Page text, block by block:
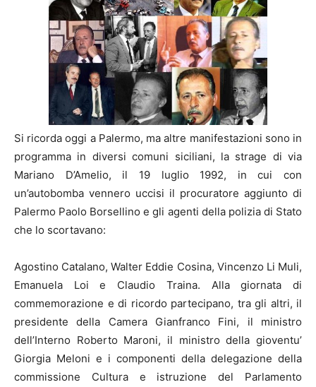
Si ricorda oggi a Palermo, ma altre manifestazioni sono in
programma in diversi comuni siciliani, la strage di via
Mariano D’Amelio, il 19 luglio 1992, in cui con
un’autobomba vennero uccisi il procuratore aggiunto di
Palermo Paolo Borsellino e gli agenti della polizia di Stato
che lo scortavano:
Agostino Catalano, Walter Eddie Cosina, Vincenzo Li Muli,
Emanuela Loi e Claudio Traina. Alla giornata di
commemorazione e di ricordo partecipano, tra gli altri, il
presidente della Camera Gianfranco Fini, il ministro
dell’Interno Roberto Maroni, il ministro della gioventu’
Giorgia Meloni e i componenti della delegazione della
commissione Cultura e istruzione del Parlamento